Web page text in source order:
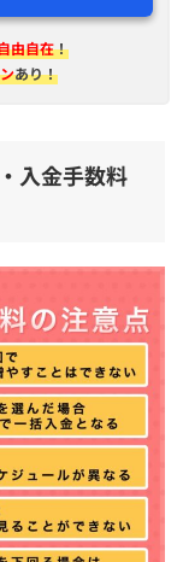
由自在！
あり！
入金手数料